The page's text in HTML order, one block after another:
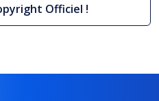
et concours
Officiel !